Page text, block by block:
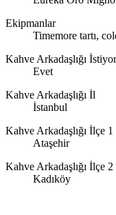
Ekipmanlar
Timemore tartı,
Kahve Arkadaşlığı
Evet
Kahve Arkadaşlığı İl
İstanbul
Kahve Arkadaşlığı İlçe 1
Ataşehir
Kahve Arkadaşlığı İlçe 2
Kadıköy